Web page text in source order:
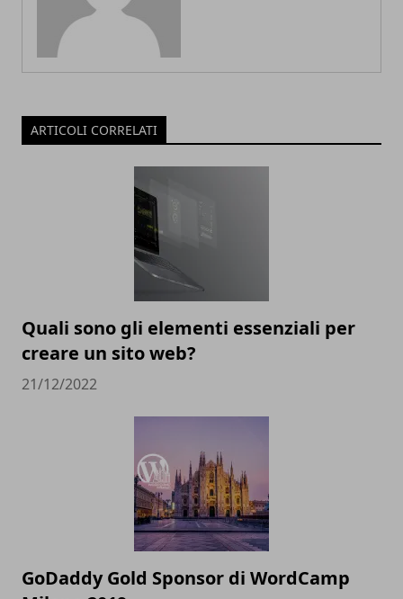
ARTICOLI CORRELATI
Quali sono gli elementi essenziali per
creare un sito web?
21/12/2022
GoDaddy Gold Sponsor di WordCamp